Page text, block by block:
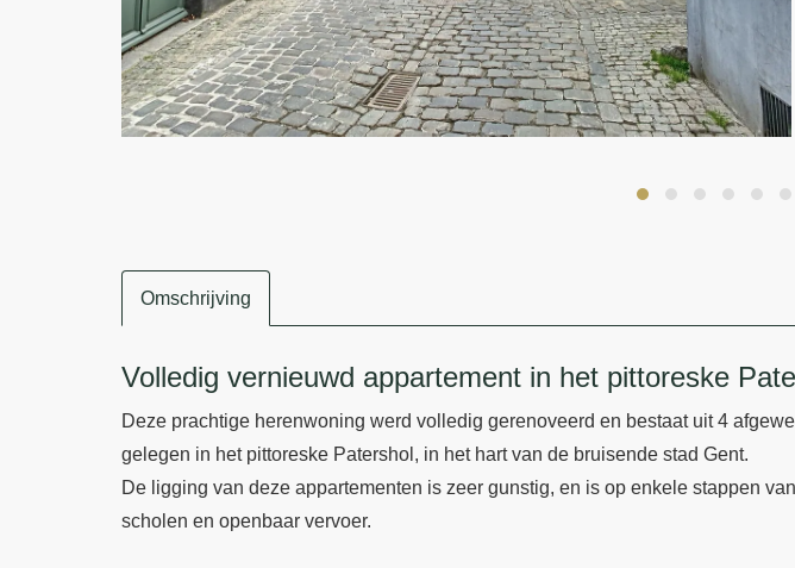
Omschrijving
Omschrijving
Volledig vernieuwd appartement in het pittoreske
Deze prachtige herenwoning werd volledig gerenoveerd en bestaat uit 4
gelegen in het pittoreske Patershol, in het hart van de bruisende stad Gent.
De ligging van deze appartementen is zeer gunstig, en is op enkele stappen
scholen en openbaar vervoer.